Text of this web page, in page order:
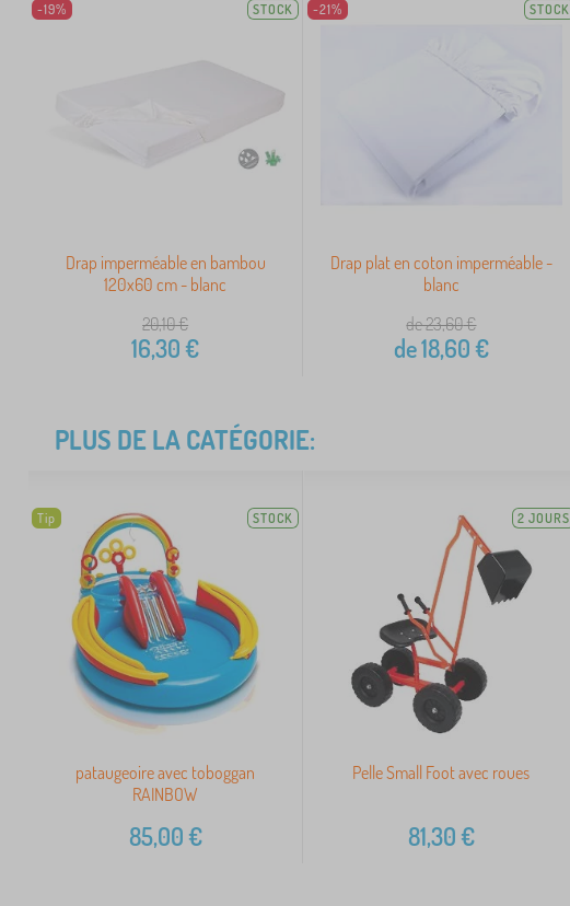
-19% STOCK
Drap imperméable en bambou
120x60 cm - blanc
20,10€
16,30€
-21% STOCK
Drap plat en coton imperméable -
blanc
de 23,60€
de18,60€
PLUS DE LA CATÉGORIE:
Tip STOCK
pataugeoire avec toboggan
RAINBOW
85,00€
2 JOURS
Pelle Small Foot avec roues
81,30€